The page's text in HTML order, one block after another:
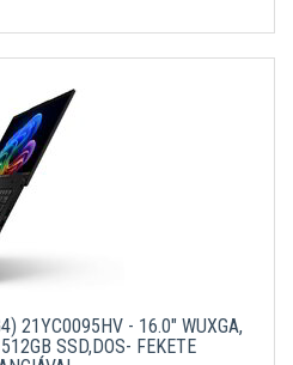
21YC0095HV - 16.0" WUXGA,
SSD,DOS- FEKETE